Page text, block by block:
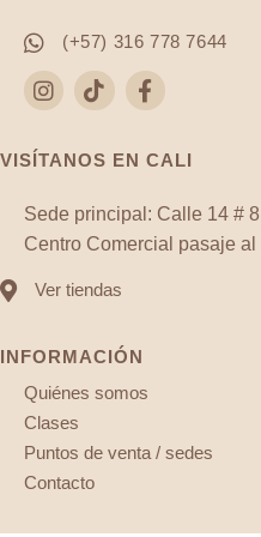
(+57) 316 778 7644
VISÍTANOS EN CALI
Sede principal: Calle 14 #
Centro Comercial pasaje al
Ver tiendas
INFORMACIÓN
Quiénes somos
Clases
Puntos de venta / sedes
Contacto